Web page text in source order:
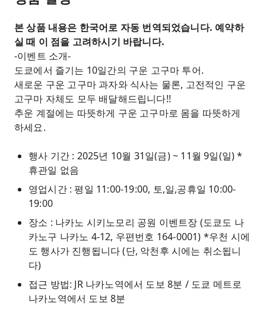
본 상품 내용은 한국어로 자동 번역되었습니다. 예약하
실 때 이 점을 고려하시기 바랍니다.
-이벤트 소개-
도쿄에서 즐기는 10일간의 구운 고구마 투어.
새로운 구운 고구마 과자와 식사는 물론, 고전적인 구운
고구마 자체도 모두 배달해드립니다!!
추운 계절에는 따뜻하게 구운 고구마로 몸을 따뜻하게
하세요.
행사 기간 : 2025년 10월 31일(금) ~ 11월 9일(일) *
휴관일 없음
영업시간 : 평일 11:00-19:00, 토,일,공휴일 10:00-
19:00
장소 : 나카노 시키노모리 공원 이벤트장 (도쿄도 나
카노구 나카노 4-12, 우편번호 164-0001) *우천 시에
도 행사가 진행됩니다 (단, 악천후 시에는 취소됩니
다)
접근 방법: JR 나카노역에서 도보 8분 / 도쿄 메트로
나카노역에서 도보 8분